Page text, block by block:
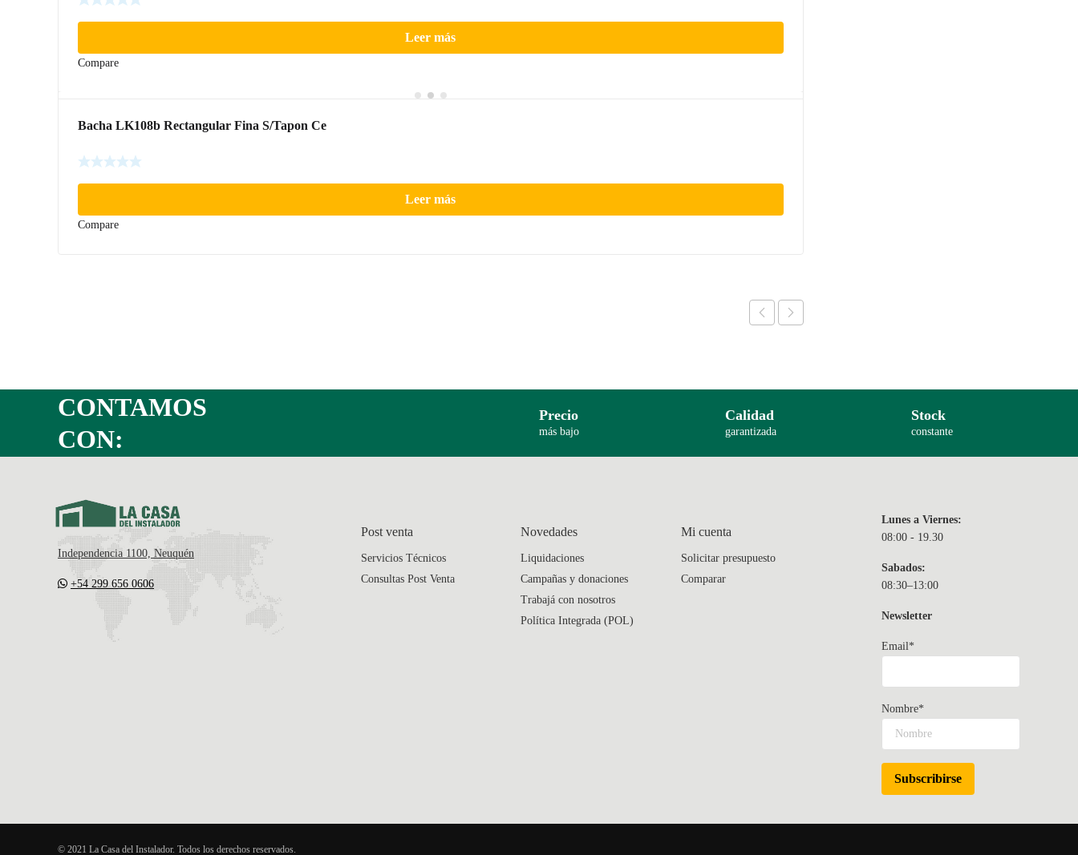
Leer más
Compare
Bacha LK108b Rectangular Fina S/Tapon Ce
Leer más
Compare
CONTAMOS
CON:
Precio
más bajo
Calidad
garantizada
Stock
constante
Independencia 1100, Neuquén
+54 299 656 0606
Post venta
Servicios Técnicos
Consultas Post Venta
Novedades
Liquidaciones
Campañas y donaciones
Trabajá con nosotros
Política Integrada (POL)
Mi cuenta
Solicitar presupuesto
Comparar
Lunes a Viernes:
08:00 - 19.30
Sabados:
08:30–13:00
Newsletter
Email*
Nombre*
© 2021 La Casa del Instalador. Todos los derechos reservados.